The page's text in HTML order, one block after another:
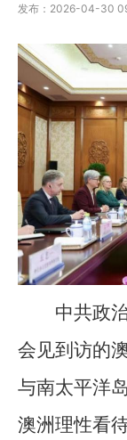
发布：2026-04-30
中共政
会见到访的
与南太平洋
澳洲理性看待